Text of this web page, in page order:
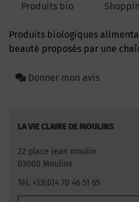
Produits bio
Produits biologiques alimentaires, de bien-être et de
beauté proposés par une
Donner mon avis
LA VIE CLAIRE DE MOULINS
22 place jean moulin
03000 Moulins
Tél. +33(0)4 70 46 51 65